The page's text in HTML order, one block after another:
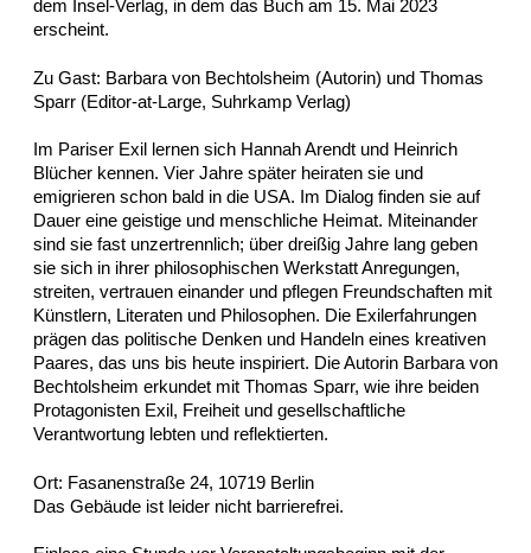
dem Insel-Verlag, in dem das Buch am 15. Mai 2023
erscheint.
Zu Gast: Barbara von Bechtolsheim (Autorin) und Thomas
Sparr (Editor-at-Large, Suhrkamp Verlag)
Im Pariser Exil lernen sich Hannah Arendt und Heinrich
Blücher kennen. Vier Jahre später heiraten sie und
emigrieren schon bald in die USA. Im Dialog finden sie auf
Dauer eine geistige und menschliche Heimat. Miteinander
sind sie fast unzertrennlich; über dreißig Jahre lang geben
sie sich in ihrer philosophischen Werkstatt Anregungen,
streiten, vertrauen einander und pflegen Freundschaften mit
Künstlern, Literaten und Philosophen. Die Exilerfahrungen
prägen das politische Denken und Handeln eines kreativen
Paares, das uns bis heute inspiriert. Die Autorin Barbara von
Bechtolsheim erkundet mit Thomas Sparr, wie ihre beiden
Protagonisten Exil, Freiheit und gesellschaftliche
Verantwortung lebten und reflektierten.
Ort: Fasanenstraße 24, 10719 Berlin
Das Gebäude ist leider nicht barrierefrei.